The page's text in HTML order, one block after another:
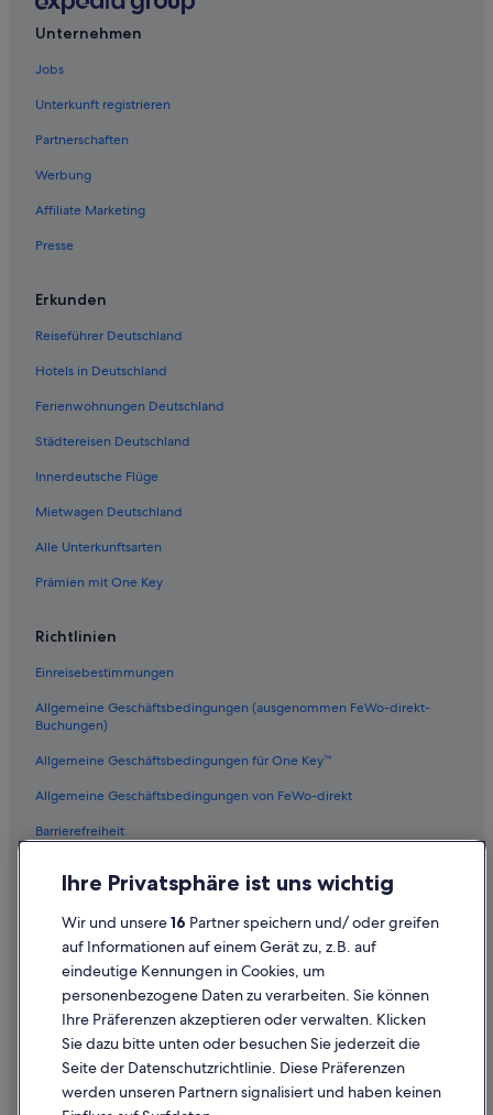
Stadtzentrum Grand Rapids: Hotels
Marne Hotels
Hotels nahe Frederik Meijer Gardens and Sculpture Park
Private Ferienhäuser in Grand Rapids
Hotels nahe Grand Valley State University
Heartside: Hotels
Cutlerville: Hotels
Grandville Hotels
Hausboote in West-Michigan
Belding Hotels
Unternehmen
Jobs
Unterkunft registrieren
Partnerschaften
Werbung
Affiliate Marketing
Presse
Erkunden
Reiseführer Deutschland
Hotels in Deutschland
Ferienwohnungen Deutschland
Städtereisen Deutschland
Innerdeutsche Flüge
Mietwagen Deutschland
Alle Unterkunftsarten
Prämien mit One Key
Richtlinien
Einreisebestimmungen
Allgemeine Geschäftsbedingungen (ausgenommen FeWo-direkt-
Buchungen)
Allgemeine Geschäftsbedingungen für One Key™
Allgemeine Geschäftsbedingungen von FeWo-direkt
Barrierefreiheit
Inhaltsrichtlinien und Melden von Inhalten
Hilfe
Hilfe
Flug stornieren
Ihre Privatsphäre ist uns wichtig
Wir und unsere16 Partner speichern und/ oder greifen
auf Informationen auf einem Gerät zu, z.B. auf
eindeutige Kennungen in Cookies, um
personenbezogene Daten zu verarbeiten. Sie können
Ihre Präferenzen akzeptieren oder verwalten. Klicken
Sie dazu bitte unten oder besuchen Sie jederzeit die
Seite der Datenschutzrichtlinie. Diese Präferenzen
werden unseren Partnern signalisiert und haben keinen